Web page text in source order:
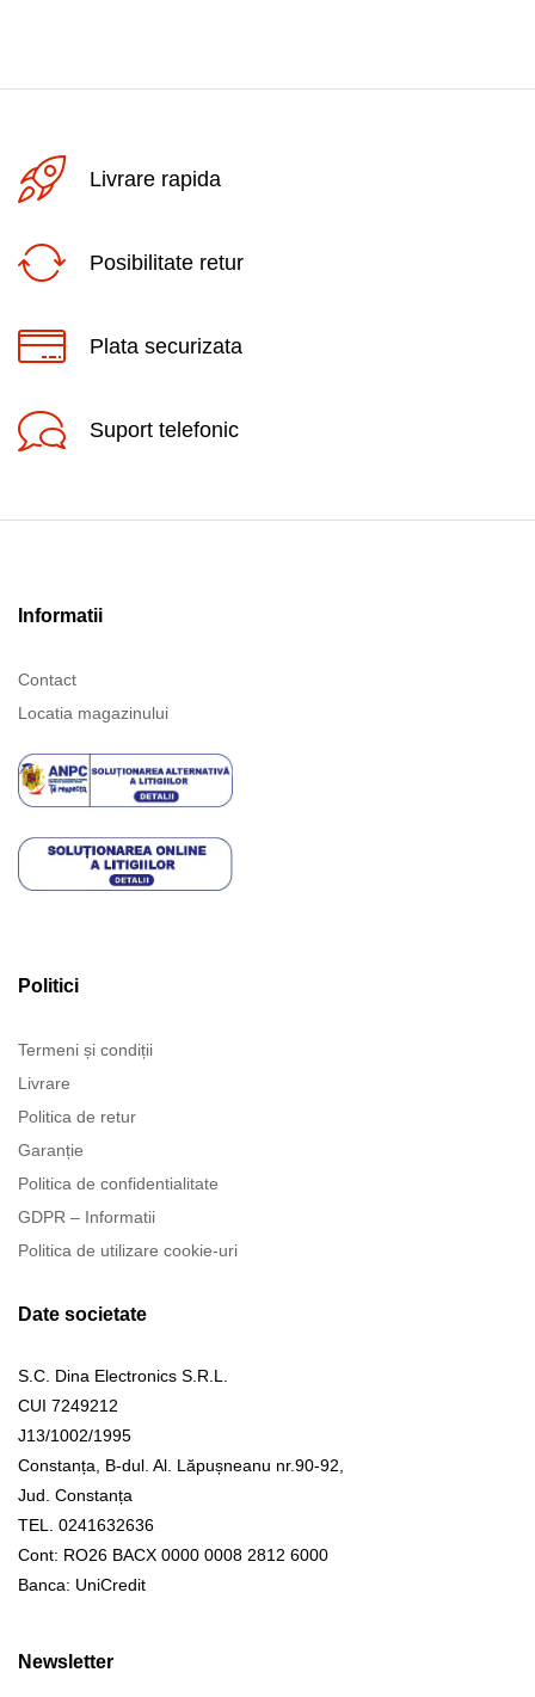
Livrare rapida
Posibilitate retur
Plata securizata
Suport telefonic
Informatii
Contact
Locatia magazinului
Politici
Termeni și condiții
Livrare
Politica de retur
Garanție
Politica de confidentialitate
GDPR – Informatii
Politica de utilizare cookie-uri
Date societate
S.C. Dina Electronics S.R.L.
CUI 7249212
J13/1002/1995
Constanța, B-dul. Al. Lăpușneanu nr.90-92,
Jud. Constanța
TEL. 0241632636
Cont: RO26 BACX 0000 0008 2812 6000
Banca: UniCredit
Newsletter